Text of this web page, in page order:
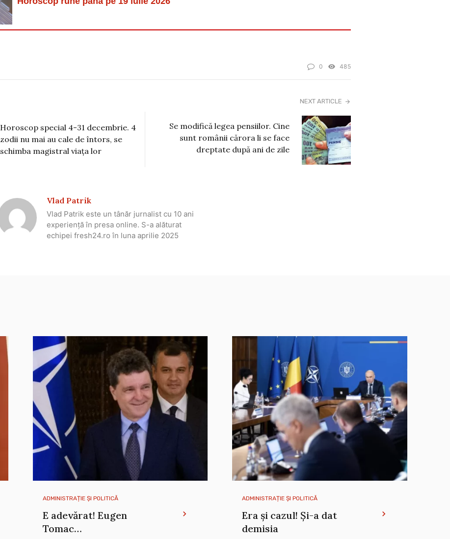
0 485
Horoscop special 4-31 decembrie. 4
zodii nu mai au cale de întors, se
schimba magistral viața lor
NEXT ARTICLE
Se modifică legea pensiilor. Cine
sunt românii cărora li se face
dreptate după ani de zile
Vlad Patrik
Vlad Patrik este un tânăr jurnalist cu 10 ani
experiență în presa online. S-a alăturat
echipei fresh24.ro în luna aprilie 2025
ADMINISTRAȚIE ȘI POLITICĂ
E adevărat! Eugen
Tomac…
ADMINISTRAȚIE ȘI POLITICĂ
Era și cazul! Și-a dat
demisia